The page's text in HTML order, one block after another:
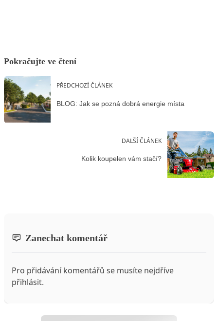
Pokračujte ve čtení
PŘEDCHOZÍ ČLÁNEK
BLOG: Jak se pozná dobrá energie místa
DALŠÍ ČLÁNEK
Kolik koupelen vám stačí?
Zanechat komentář
Pro přidávání komentářů se musíte nejdříve
přihlásit.